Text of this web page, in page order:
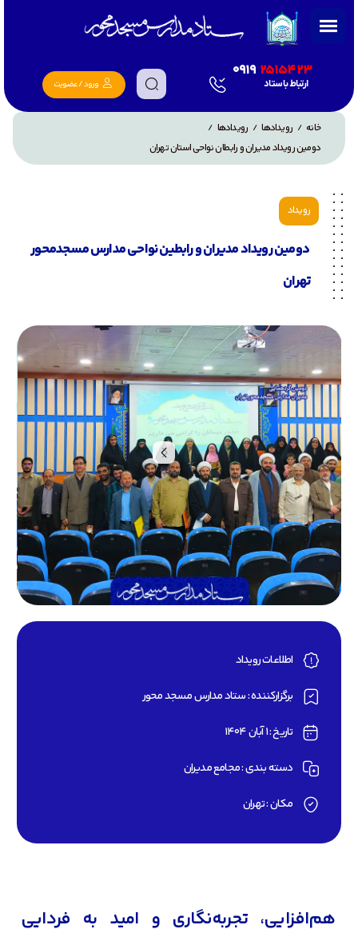
0919 2515423
ارتباط با ستاد ورود / عضویت
خانه / رویدادها / رویدادها /
دومین رویداد مدیران و رابطان نواحی استان تهران
رویداد
دومین رویداد مدیران و رابطین نواحی مدارس مسجد‌محور
تهران
اطلاعات رویداد
برگزارکننده : ستاد مدارس مسجد محور
تاریخ : 1 آبان 1404
دسته بندی : مجامع مدیران
مکان : تهران
هم‌افزایی، تجربه‌نگاری و امید به فردایی